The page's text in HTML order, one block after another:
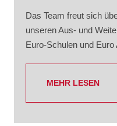
Das Team freut sich
unseren Aus- und
Euro-Schulen und Euro
MEHR LESEN